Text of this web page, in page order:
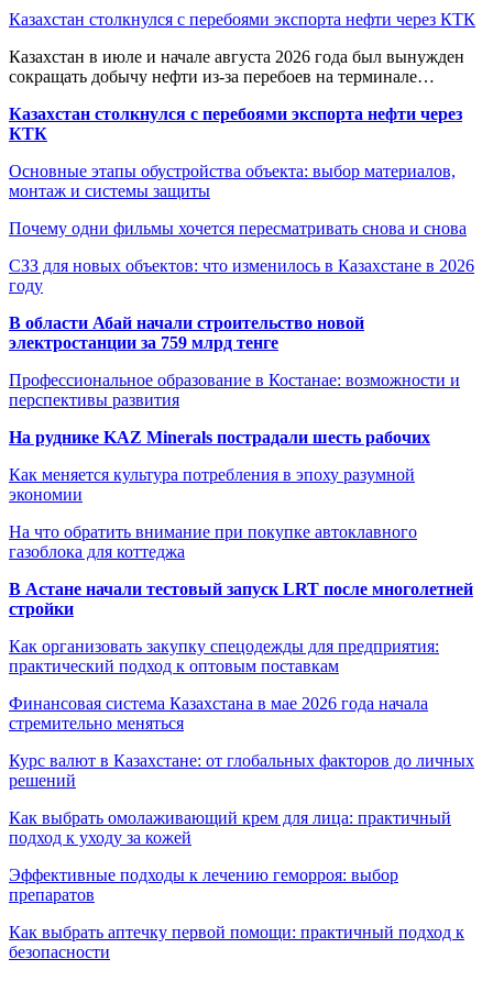
Казахстан столкнулся с перебоями экспорта нефти через КТК
Казахстан в июле и начале августа 2026 года был вынужден
сокращать добычу нефти из-за перебоев на терминале…
Казахстан столкнулся с перебоями экспорта нефти через
КТК
Основные этапы обустройства объекта: выбор материалов,
монтаж и системы защиты
Почему одни фильмы хочется пересматривать снова и снова
СЗЗ для новых объектов: что изменилось в Казахстане в 2026
году
В области Абай начали строительство новой
электростанции за 759 млрд тенге
Профессиональное образование в Костанае: возможности и
перспективы развития
На руднике KAZ Minerals пострадали шесть рабочих
Как меняется культура потребления в эпоху разумной
экономии
На что обратить внимание при покупке автоклавного
газоблока для коттеджа
В Астане начали тестовый запуск LRT после многолетней
стройки
Как организовать закупку спецодежды для предприятия:
практический подход к оптовым поставкам
Финансовая система Казахстана в мае 2026 года начала
стремительно меняться
Курс валют в Казахстане: от глобальных факторов до личных
решений
Как выбрать омолаживающий крем для лица: практичный
подход к уходу за кожей
Эффективные подходы к лечению геморроя: выбор
препаратов
Как выбрать аптечку первой помощи: практичный подход к
безопасности